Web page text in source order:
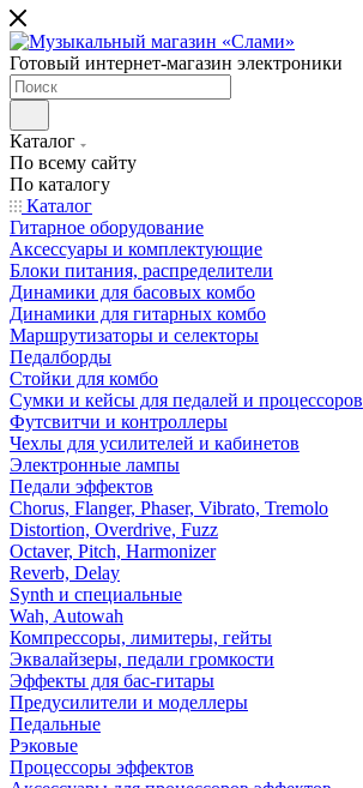
Готовый интернет-магазин электроники
Каталог
По всему сайту
По каталогу
Каталог
Гитарное оборудование
Аксессуары и комплектующие
Блоки питания, распределители
Динамики для басовых комбо
Динамики для гитарных комбо
Маршрутизаторы и селекторы
Педалборды
Стойки для комбо
Сумки и кейсы для педалей и процессоров
Футсвитчи и контроллеры
Чехлы для усилителей и кабинетов
Электронные лампы
Педали эффектов
Chorus, Flanger, Phaser, Vibrato, Tremolo
Distortion, Overdrive, Fuzz
Octaver, Pitch, Harmonizer
Reverb, Delay
Synth и специальные
Wah, Autowah
Компрессоры, лимитеры, гейты
Эквалайзеры, педали громкости
Эффекты для бас-гитары
Предусилители и моделлеры
Педальные
Рэковые
Процессоры эффектов